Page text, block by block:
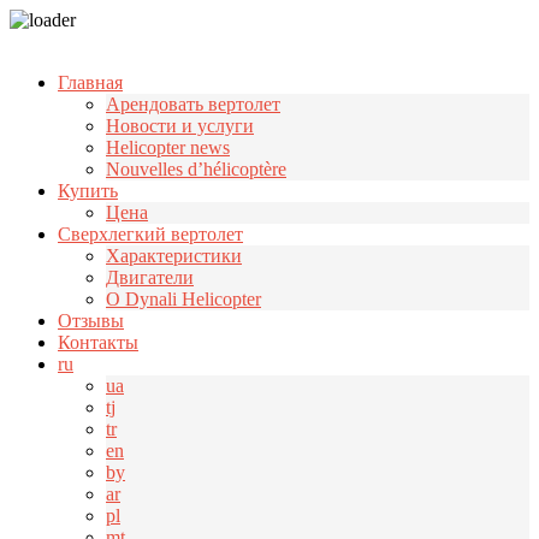
Главная
Арендовать вертолет
Новости и услуги
Helicopter news
Nouvelles d’hélicoptère
Купить
Цена
Cверхлегкий вертолет
Характеристики
Двигатели
О Dynali Helicopter
Отзывы
Контакты
ru
ua
tj
tr
en
by
ar
pl